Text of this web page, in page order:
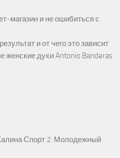
магазин и не ошибиться с
и от чего это зависит
духи Antonio Banderas
Спорт 2: Молодежный